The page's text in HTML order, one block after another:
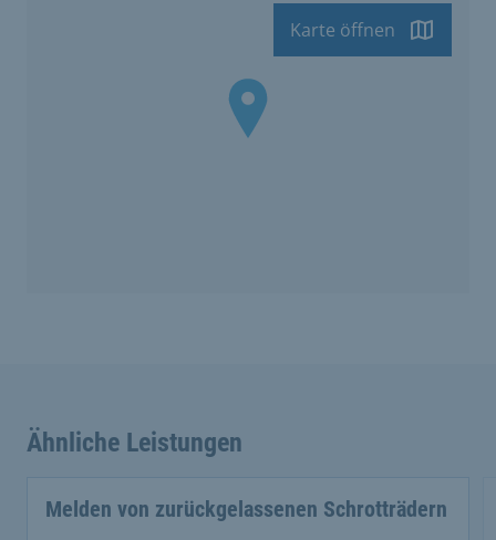
Karte öffnen
Ähnliche Leistungen
Melden von zurückgelassenen Schrotträdern